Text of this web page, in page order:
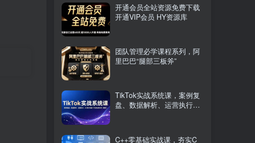
开通会员全站资源免费下载
开通VIP会员 HY资源库
团队管理必学课程系列，阿
里巴巴“腿部三板斧”
TikTok实战系统课，案例复
盘、数据解析、运营执行，
C++零基础实战课，夯实C